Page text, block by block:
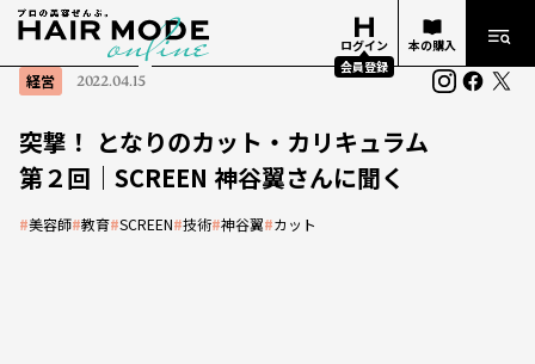
ログイン
会員登録
本の購入
経営 2022.04.15
突撃！ となりのカット・カリキュラム
第２回｜SCREEN 神谷翼さんに聞く
#美容師#教育#SCREEN#技術#神谷翼#カット